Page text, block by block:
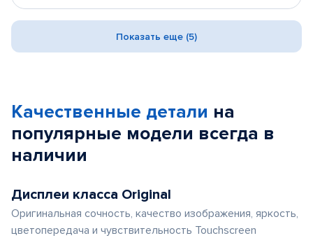
Показать еще (5)
Качественные детали на
популярные модели всегда в
наличии
Дисплеи класса Original
Оригинальная сочность, качество изображения, яркость,
цветопередача и чувствительность Touchscreen